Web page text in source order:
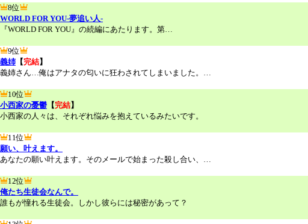
8位
WORLD FOR YOU‐夢追い人‐
『WORLD FOR YOU』の続編にあたります。第…
9位
義姉【完結】
義姉さん…俺はアナタの匂いに狂わされてしまいました。…
10位
小西家の憂鬱 【完結】
小西家の人々は、それぞれ悩みを抱えているみたいです。
11位
願い、叶えます。
あなたの願い叶えます。そのメールで始まった殺し合い、…
12位
俺たち生徒会なんで。
誰もが憧れる生徒会。しかし彼らには秘密があって？